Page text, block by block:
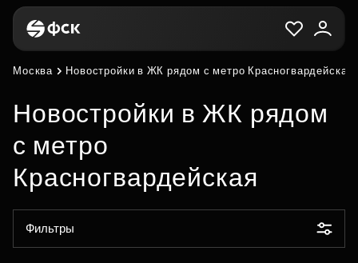
Москва Новостройки в ЖК рядом с метро Красногвардейская
Новостройки в ЖК рядом
с метро
Красногвардейская
Фильтры